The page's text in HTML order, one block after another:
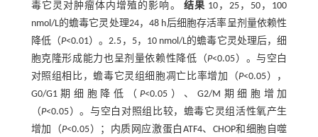
毒它灵对肿瘤体内增殖的影响。 结果 10，25，50，100
nmol/L的蟾毒它灵处理24，48 h后细胞存活率呈剂量依赖性
降低（P<0.01）。2.5，5，10 nmol/L的蟾毒它灵处理后，细
胞克隆形成能力也呈剂量依赖性降低（P<0.05）。与空白
对照组相比，蟾毒它灵组细胞凋亡比率增加（P<0.05），
G0/G1期细胞降低（P<0.05）、G2/M期细胞增加
（P<0.05）。与空白对照组比较，蟾毒它灵组活性氧产生
增加（P<0.05）；内质网应激蛋白ATF4、CHOP和细胞自噬